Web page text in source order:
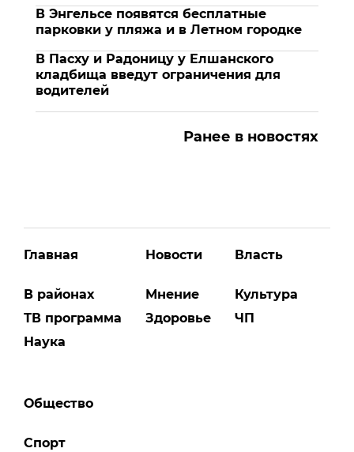
В Энгельсе появятся бесплатные
парковки у пляжа и в Летном городке
В Пасху и Радоницу у Елшанского
кладбища введут ограничения для
водителей
Ранее в новостях
Главная
В районах
ТВ программа
Наука
Новости
Мнение
Здоровье
Власть
Культура
ЧП
Общество
Спорт